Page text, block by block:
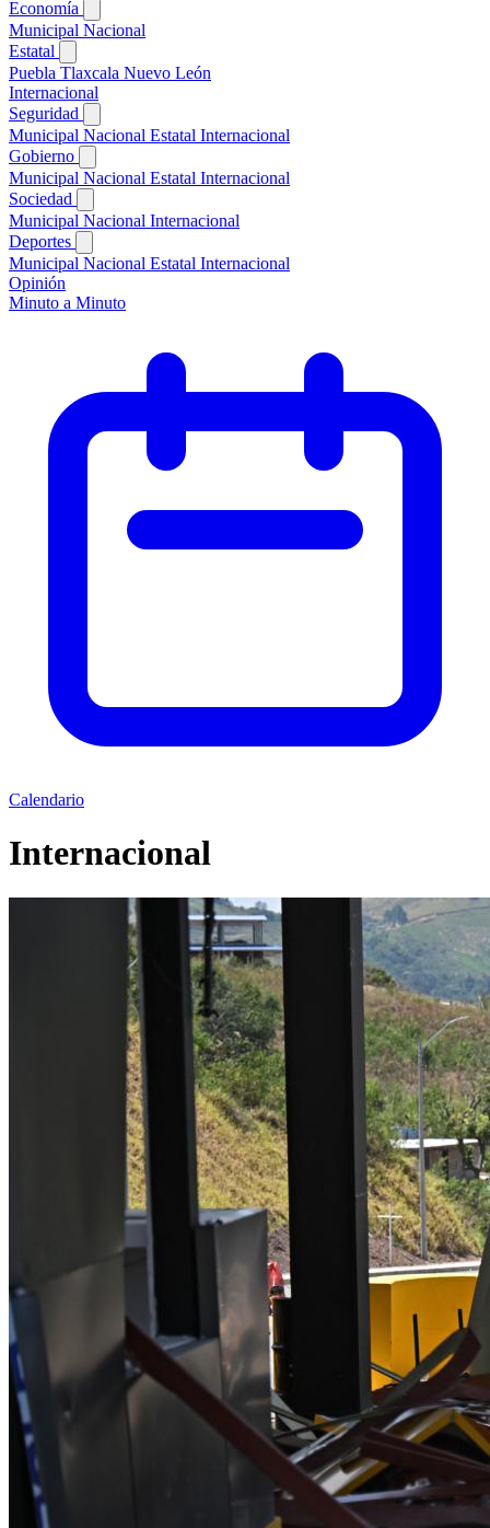
Economía
Municipal Nacional
Estatal
Puebla Tlaxcala Nuevo León
Internacional
Seguridad
Municipal Nacional Estatal Internacional
Gobierno
Municipal Nacional Estatal Internacional
Sociedad
Municipal Nacional Internacional
Deportes
Municipal Nacional Estatal Internacional
Opinión
Minuto a Minuto
Calendario
Internacional